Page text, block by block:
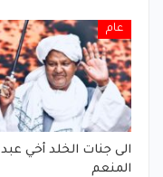
عام
الى جنات الخلد أخي عبد
المنعم